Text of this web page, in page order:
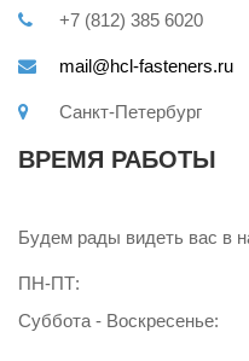
+7 (812) 385 6020
mail@hcl-fasteners.ru
Санкт-Петербург
ВРЕМЯ РАБОТЫ
Будем рады видеть вас в
ПН-ПТ:
Суббота - Воскресенье: